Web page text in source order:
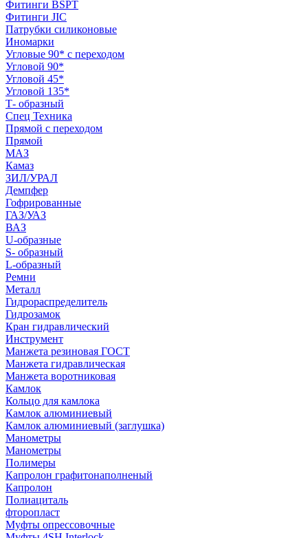
Фитинги BSPT
Фитинги JIC
Патрубки силиконовые
Иномарки
Угловые 90* с переходом
Угловой 90*
Угловой 45*
Угловой 135*
Т- образный
Спец Техника
Прямой с переходом
Прямой
МАЗ
Камаз
ЗИЛ/УРАЛ
Демпфер
Гофрированные
ГАЗ/УАЗ
ВАЗ
U-образные
S- образный
L-образный
Ремни
Металл
Гидрораспределитель
Гидрозамок
Кран гидравлический
Инструмент
Манжета резиновая ГОСТ
Манжета гидравлическая
Манжета воротниковая
Камлок
Кольцо для камлока
Камлок алюминиевый
Камлок алюминиевый (заглушка)
Манометры
Манометры
Полимеры
Капролон графитонаполненый
Капролон
Полиациталь
фторопласт
Муфты опрессовочные